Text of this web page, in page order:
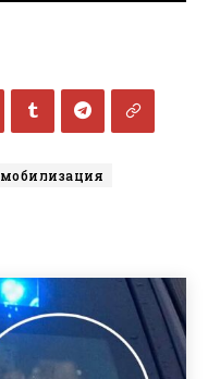
мобилизация